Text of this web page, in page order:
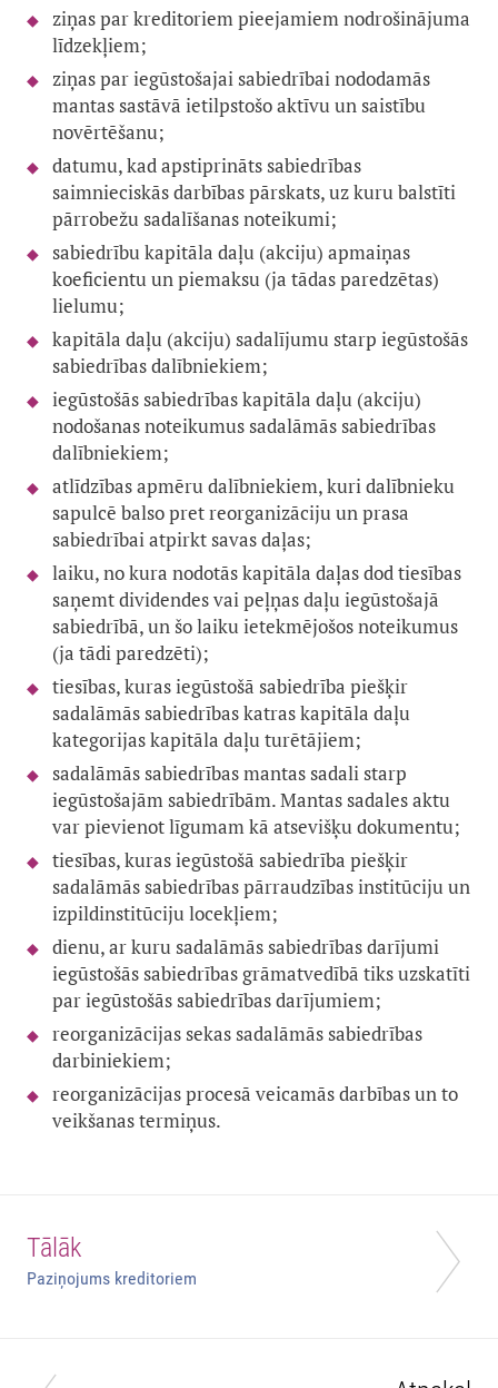
ziņas par kreditoriem pieejamiem nodrošinājuma
līdzekļiem;
ziņas par iegūstošajai sabiedrībai nododamās
mantas sastāvā ietilpstošo aktīvu un saistību
novērtēšanu;
datumu, kad apstiprināts sabiedrības
saimnieciskās darbības pārskats, uz kuru balstīti
pārrobežu sadalīšanas noteikumi;
sabiedrību kapitāla daļu (akciju) apmaiņas
koeficientu un piemaksu (ja tādas paredzētas)
lielumu;
kapitāla daļu (akciju) sadalījumu starp iegūstošās
sabiedrības dalībniekiem;
iegūstošās sabiedrības kapitāla daļu (akciju)
nodošanas noteikumus sadalāmās sabiedrības
dalībniekiem;
atlīdzības apmēru dalībniekiem, kuri dalībnieku
sapulcē balso pret reorganizāciju un prasa
sabiedrībai atpirkt savas daļas;
laiku, no kura nodotās kapitāla daļas dod tiesības
saņemt dividendes vai peļņas daļu iegūstošajā
sabiedrībā, un šo laiku ietekmējošos noteikumus
(ja tādi paredzēti);
tiesības, kuras iegūstošā sabiedrība piešķir
sadalāmās sabiedrības katras kapitāla daļu
kategorijas kapitāla daļu turētājiem;
sadalāmās sabiedrības mantas sadali starp
iegūstošajām sabiedrībām. Mantas sadales aktu
var pievienot līgumam kā atsevišķu dokumentu;
tiesības, kuras iegūstošā sabiedrība piešķir
sadalāmās sabiedrības pārraudzības institūciju un
izpildinstitūciju locekļiem;
dienu, ar kuru sadalāmās sabiedrības darījumi
iegūstošās sabiedrības grāmatvedībā tiks uzskatīti
par iegūstošās sabiedrības darījumiem;
reorganizācijas sekas sadalāmās sabiedrības
darbiniekiem;
reorganizācijas procesā veicamās darbības un to
veikšanas termiņus.
Tālāk
Paziņojums kreditoriem